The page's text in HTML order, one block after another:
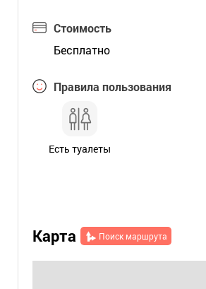
Стоимость
Бесплатно
Правила пользования
Есть туалеты
Карта Поиск маршрута